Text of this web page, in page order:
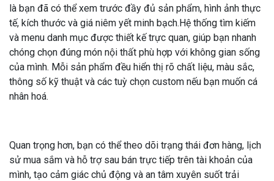
là bạn đã có thể xem trước đầy đủ sản phẩm, hình ảnh thực
tế, kích thước và giá niêm yết minh bạch.Hệ thống tìm kiếm
và menu danh mục được thiết kế trực quan, giúp bạn nhanh
chóng chọn đúng món nội thất phù hợp với không gian sống
của mình. Mỗi sản phẩm đều hiển thị rõ chất liệu, màu sắc,
thông số kỹ thuật và các tuỳ chọn custom nếu bạn muốn cá
nhân hoá.
Quan trọng hơn, bạn có thể theo dõi trạng thái đơn hàng, lịch
sử mua sắm và hỗ trợ sau bán trực tiếp trên tài khoản của
mình, tạo cảm giác chủ động và an tâm xuyên suốt trải